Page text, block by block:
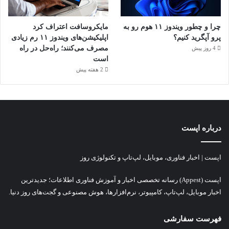
چرا و چطور ویندوز ۱۱ هوم رو به
پرو آپگرید کنیم؟
4 روز پیش
مایکروسافت اعتراف کرد
اپلیکیشن‌های ویندوز ۱۱ رم زیادی
مصرف می‌کنند؛ راه‌حل در راه
است
2 هفته پیش
درباره اپست
اپست | اخبار فناوری، موبایل، لپ‌تاپ و تکنولوژی روز
اپست (Appest) رسانه تخصصی اخبار و آموزش فناوری اطلاعات؛ جدیدترین
اخبار موبایل، لپ‌تاپ، کامپیوتر، نرم‌افزارها، هوش مصنوعی و گجت‌های روز دنیا.
فهرست سفارشی